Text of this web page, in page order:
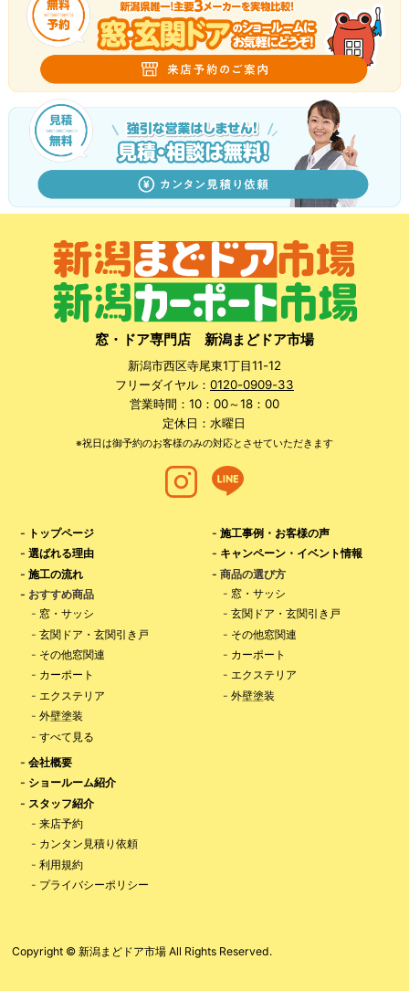
窓・ドア専門店 新潟まどドア市場
新潟市西区寺尾東1丁目11-12
フリーダイヤル： 0120-0909-33
営業時間：10：00～18：00
定休日：水曜日
※祝日は御予約のお客様のみの対応とさせていただきます
- トップページ
- 選ばれる理由
- 施工の流れ
- おすすめ商品
- 窓・サッシ
- 玄関ドア・玄関引き戸
- その他窓関連
- カーポート
- エクステリア
- 外壁塗装
- すべて見る
-施工事例・お客様の声
- キャンペーン・イベント情報
- 商品の選び方
- 窓・サッシ
-玄関ドア・玄関引き戸
- その他窓関連
- カーポート
-エクステリア
-外壁塗装
- 会社概要
- ショールーム紹介
- スタッフ紹介
- 来店予約
- カンタン見積り依頼
- 利用規約
- プライバシーポリシー
Copyright © 新潟まどドア市場 All Rights Reserved.